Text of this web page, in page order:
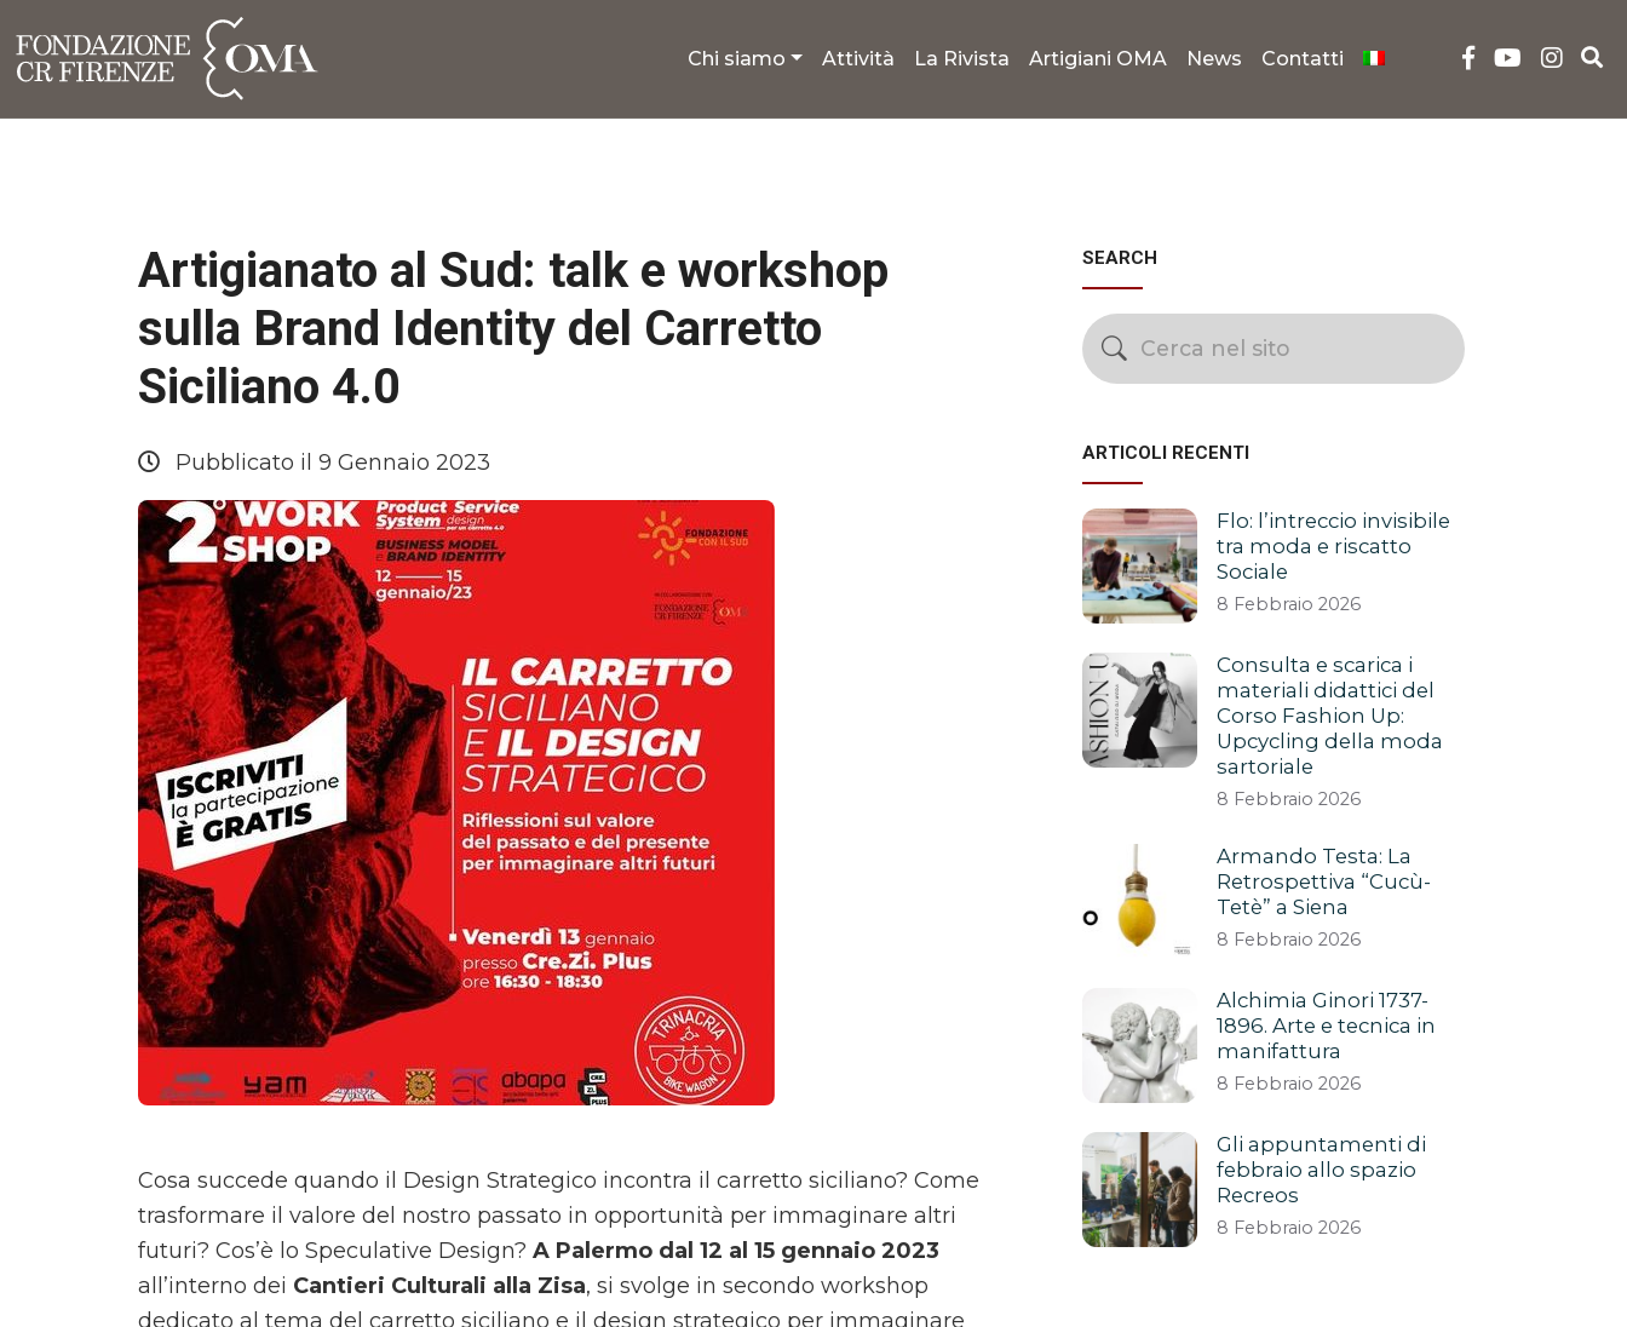
Chi siamo Attività La Rivista Artigiani OMA News Contatti
Artigianato al Sud: talk e workshop
sulla Brand Identity del Carretto
Siciliano 4.0
Pubblicato il 9 Gennaio 2023
Cosa succede quando il Design Strategico incontra il carretto siciliano? Come
trasformare il valore del nostro passato in opportunità per immaginare altri
futuri? Cos’è lo Speculative Design? A Palermo dal 12 al 15 gennaio 2023
all’interno dei Cantieri Culturali alla Zisa, si svolge in secondo workshop
dedicato al tema del carretto siciliano e il design strategico per immaginare
SEARCH
ARTICOLI RECENTI
Flo: l’intreccio invisibile
tra moda e riscatto
Sociale
8 Febbraio 2026
Consulta e scarica i
materiali didattici del
Corso Fashion Up:
Upcycling della moda
sartoriale
8 Febbraio 2026
Armando Testa: La
Retrospettiva “Cucù-
Tetè” a Siena
8 Febbraio 2026
Alchimia Ginori 1737-
1896. Arte e tecnica in
manifattura
8 Febbraio 2026
Gli appuntamenti di
febbraio allo spazio
Recreos
8 Febbraio 2026